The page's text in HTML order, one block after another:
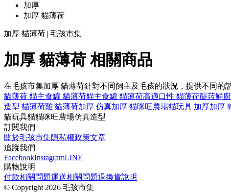
加厚
加厚 貓薄荷
加厚 貓薄荷 | 毛孩市集
加厚 貓薄荷 相關商品
在毛孩市集加厚 貓薄荷針對不同飼主及毛孩的狀況，提供不同的
貓薄荷 貓主食罐 貓薄荷貓主食罐 貓薄荷高適口性 貓薄荷醍菈鮮
造型 貓薄荷雞 貓薄荷加厚 仿真加厚 貓咪旺農場貓玩具 加厚加厚
貓玩具貓貓咪旺農場仿真造型
訂閱我們
關於毛孩市集隱私權政策文章
追蹤我們
FacebookInstagramLINE
購物說明
付款相關問題運送相關問題退換貨說明
© Copyright 2026 毛孩市集